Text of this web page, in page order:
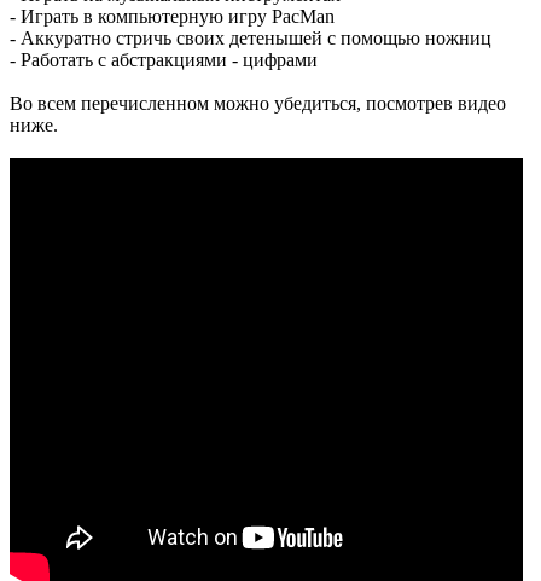
- Играть в компьютерную игру PacMan
- Аккуратно стричь своих детенышей с помощью ножниц
- Работать с абстракциями - цифрами
Во всем перечисленном можно убедиться, посмотрев видео
ниже.